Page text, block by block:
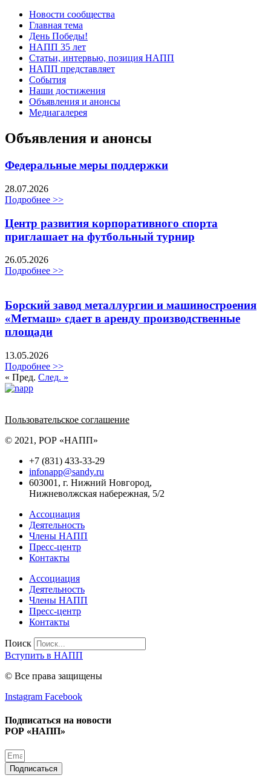
Новости сообщества
Главная тема
День Победы!
НАПП 35 лет
Статьи, интервью, позиция НАПП
НАПП представляет
События
Наши достижения
Объявления и анонсы
Медиагалерея
Объявления и анонсы
Федеральные меры поддержки
28.07.2026
Подробнее >>
Центр развития корпоративного спорта
приглашает на футбольный турнир
26.05.2026
Подробнее >>
Борский завод металлургии и машиностроения
«Метмаш» сдает в аренду производственные
площади
13.05.2026
Подробнее >>
« Пред. След. »
Пользовательское соглашение
© 2021, РОР «НАПП»
+7 (831) 433-33-29
infonapp@sandy.ru
603001, г. Нижний Новгород,
Нижневолжская набережная, 5/2
Ассоциация
Деятельность
Члены НАПП
Пресс-центр
Контакты
Ассоциация
Деятельность
Члены НАПП
Пресс-центр
Контакты
Поиск
Вступить в НАПП
© Все права защищены
Instagram Facebook
Подписаться на новости
РОР «НАПП»
Подписаться